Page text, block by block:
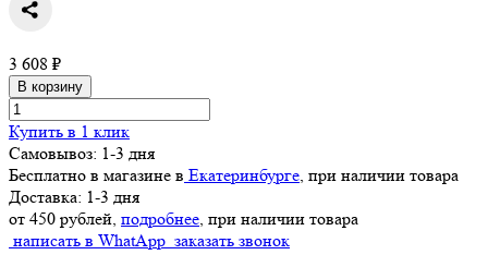
3 608 ₽
В корзину
Купить в 1 клик
Самовывоз: 1-3 дня
Бесплатно в магазине в Екатеринбурге, при наличии товара
Доставка: 1-3 дня
от 450 рублей, подробнее, при наличии товара
написать в WhatApp заказать звонок